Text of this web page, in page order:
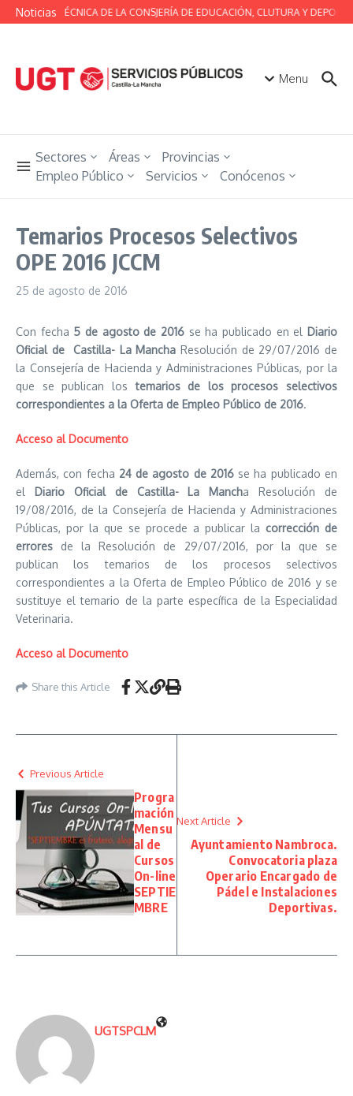
Saltar al contenido
Noticias
MESA TÉCNICA DE LA CONSJERÍA DE EDUCACIÓN, CLUTURA Y
Menu
Sectores Áreas
Provincias
Empleo Público
Servicios Conócenos
Temarios Procesos Selectivos
OPE 2016 JCCM
25 de agosto de 2016
Con fecha 5 de agosto de 2016 se ha publicado en el Diario
Oficial de Castilla- La Mancha Resolución de 29/07/2016 de
la Consejería de Hacienda y Administraciones Públicas, por la
que se publican lostemarios de los procesos selectivos
correspondientes a la Oferta de Empleo Público de 2016.
Acceso al Documento
Además, con fecha 24 de agosto de 2016se ha publicado en
el Diario Oficial de Castilla- La Mancha Resolución de
19/08/2016, de la Consejería de Hacienda y Administraciones
Públicas, por la que se procede a publicar la corrección de
errores de la Resolución de 29/07/2016, por la que se
publican los temarios de los procesos selectivos
correspondientes a la Oferta de Empleo Público de 2016 y se
sustituye el temario de la parte específica de la Especialidad
Veterinaria.
Acceso al Documento
Share this Article
Previous Article
Progra
mación
Mensu
al de
Cursos
On-line
SEPTIE
MBRE
Next Article
Ayuntamiento Nambroca.
Convocatoria plaza
Operario Encargado de
Pádel e Instalaciones
Deportivas.
UGTSPCLM